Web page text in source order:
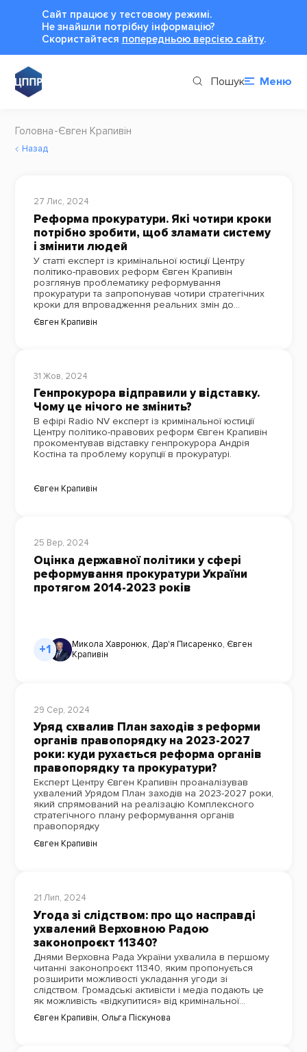
Сайт працює у тестовому режимі.
Не знайшли потрібну інформацію?
Cкористайтеся попередньою версією сайту.
Пошук Меню
Головна Євген Крапивін
Назад
27 Лис, 2024
Реформа прокуратури. Які чотири кроки
потрібно зробити, щоб зламати систему
і змінити людей
У статті експерт із кримінальної юстиції Центру
політико-правових реформ Євген Крапивін
розглянув проблематику реформування
прокуратури та запропонував чотири стратегічних
кроки для впровадження реальних змін до
Євген Крапивін
31 Жов, 2024
Генпрокурора відправили у відставку.
Чому це нічого не змінить?
В ефірі Radio NV експерт із кримінальної юстиції
Центру політико-правових реформ Євген Крапивін
прокоментував відставку генпрокурора Андрія
Костіна та проблему корупції в прокуратурі.
Євген Крапивін
25 Вер, 2024
Оцінка державної політики у сфері
реформування прокуратури України
протягом 2014-2023 років
+1 Микола Хавронюк, Дар'я Писаренко, Євген
Крапивін
29 Сер, 2024
Уряд схвалив План заходів з реформи
органів правопорядку на 2023-2027
роки: куди рухається реформа органів
правопорядку та прокуратури?
Експерт Центру Євген Крапивін проаналізував
ухвалений Урядом План заходів на 2023-2027 роки,
який спрямований на реалізацію Комплексного
стратегічного плану реформування органів
правопорядку
Євген Крапивін
21 Лип, 2024
Угода зі слідством: про що насправді
ухвалений Верховною Радою
законопроєкт 11340?
Днями Верховна Рада України ухвалила в першому
читанні законопроєкт 11340, яким пропонується
розширити можливості укладання угоди зі
слідством. Громадські активісти і медіа подають це
як можливість «відкупитися» від кримінальної
відповідальності за корупцію. Чому це хибне
розуміння суті угод зі слідством?
Євген Крапивін, Ольга Піскунова